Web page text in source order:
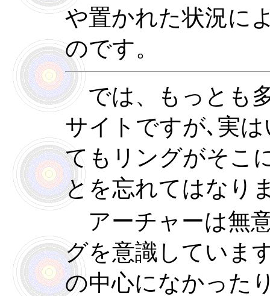
や置かれた状況に
のです。
では、もっとも
サイトですが､実
てもリングがそこ
とを忘れてはなり
アーチャーは無
グを意識していま
の中心になかった